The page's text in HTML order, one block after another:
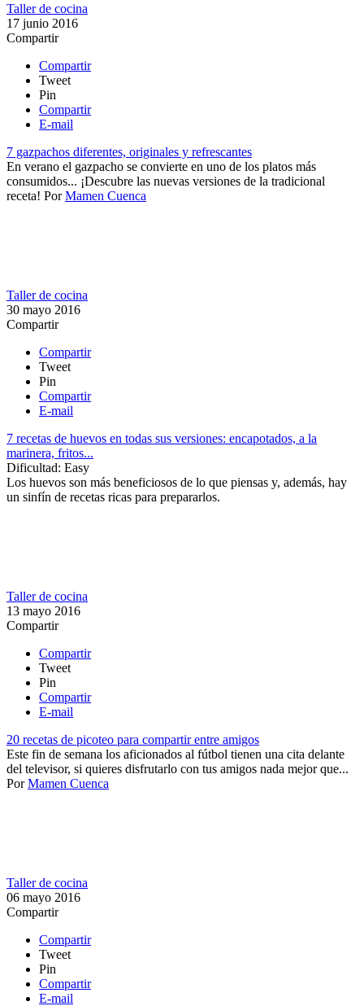
Taller de cocina
17 junio 2016
Compartir
Compartir
Tweet
Pin
Compartir
E-mail
7 gazpachos diferentes, originales y refrescantes
En verano el gazpacho se convierte en uno de los platos más
consumidos... ¡Descubre las nuevas versiones de la tradicional
receta! PorMamen Cuenca
Taller de cocina
30 mayo 2016
Compartir
Compartir
Tweet
Pin
Compartir
E-mail
7 recetas de huevos en todas sus versiones: encapotados, a la
marinera, fritos...
Dificultad: Easy
Los huevos son más beneficiosos de lo que piensas y, además, hay
un sinfín de recetas ricas para prepararlos.
Taller de cocina
13 mayo 2016
Compartir
Compartir
Tweet
Pin
Compartir
E-mail
20 recetas de picoteo para compartir entre amigos
Este fin de semana los aficionados al fútbol tienen una cita delante
del televisor, si quieres disfrutarlo con tus amigos nada mejor que...
PorMamen Cuenca
Taller de cocina
06 mayo 2016
Compartir
Compartir
Tweet
Pin
Compartir
E-mail